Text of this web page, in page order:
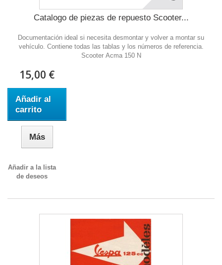
Catalogo de piezas de repuesto Scooter...
Documentación ideal si necesita desmontar y volver a montar su
vehículo. Contiene todas las tablas y los números de referencia.
Scooter Acma 150 N
15,00 €
Añadir al
carrito
Más
Añadir a la lista
de deseos